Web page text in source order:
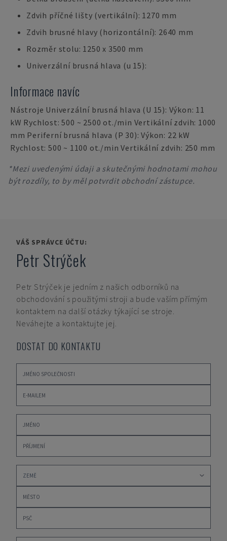
Zdvih příčné lišty (vertikální): 1270 mm
Zdvih brusné hlavy (horizontální): 2640 mm
Rozměr stolu: 1250 x 3500 mm
Univerzální brusná hlava (u 15):
Informace navíc
Nástroje Univerzální brusná hlava (U 15): Výkon: 11
kW Rychlost: 500 ~ 2500 ot./min Vertikální zdvih: 1000
mm Periferní brusná hlava (P 30): Výkon: 22 kW
Rychlost: 500 ~ 1100 ot./min Vertikální zdvih: 250 mm
*Mezi uvedenými údaji a skutečnými hodnotami mohou
být rozdíly, to by měl potvrdit obchodní zástupce.
VÁŠ SPRÁVCE ÚČTU:
Petr Strýček
Petr Strýček je jedním z našich odborníků na
obchodování s použitými stroji a bude vaším přímým
kontaktem na další otázky týkající se stroje.
Neváhejte a kontaktujte jej.
DOSTAT DO KONTAKTU